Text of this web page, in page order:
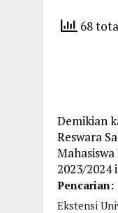
68
Demikian
Reswara
2023/2024
Pencarian:
Ekstensi